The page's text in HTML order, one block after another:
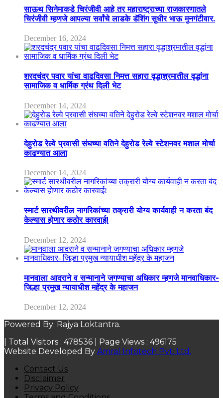
साऊथ सिनेमाकडे चिरंजीवी आहे तर महाराष्ट्राच्या राजकारणातले
चिरंजीवी म्हणजे आपल्या सर्वांचे लाडके डॅशिंग सुधीर भाऊ मुनगंटीवार.
December 16, 2024
शरदचंद्र पवार यांचा वाढदिवसा निमत्त सहारा वृद्धाश्रमातील वृद्धांना
सामाजिक व धार्मिक ग्रंथ दिली भेट
December 14, 2024
देहुरोड रेल्वे प्रवासी संघच्या वतिने देहुरोड रेल्वे स्टेशनवर मशाल मोर्चा
काढण्यात आला
December 14, 2024
स्मार्ट सारथीवरील नागरिकांच्या तक्रारी योग्य कार्यवाही न करता बंद
केल्यास होणार कठोर कारवाई!
December 12, 2024
मानवाला आदराने व सन्मानाने जगण्याचा अधिकार म्हणजे मानवाधिकार-
जिल्हा प्रमुख न्यायाधीश महेंद्र के महाजन
December 12, 2024
Powered By: Rajya Loktantra.
| Total Visitors : 478536 | Page Views : 496175
Website Developed By Amral Infotech Pvt. Ltd.
Contact Us
Disclaimer
Privacy Policy